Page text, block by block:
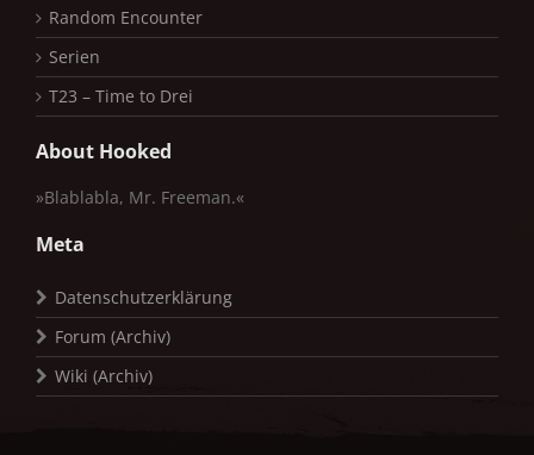
Random Encounter
Serien
T23 – Time to Drei
About Hooked
»Blablabla, Mr. Freeman.«
Meta
Datenschutzerklärung
Forum (Archiv)
Wiki (Archiv)